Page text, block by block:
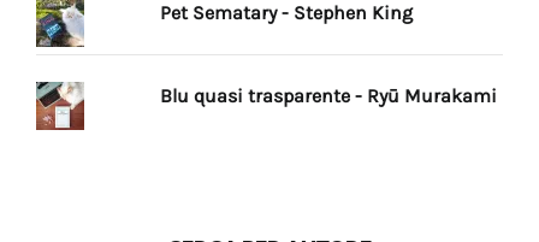
Pet Sematary - Stephen King
Blu quasi trasparente - Ryū Murakami